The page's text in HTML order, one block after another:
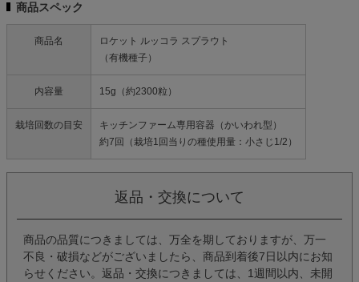
商品スペック
商品名
ロケット ルッコラ スプラウト
（有機種子）
内容量 15g（約2300粒）
栽培回数の目安
キッチンファーム専用容器（かいわれ型）
約7回（栽培1回当りの種使用量：小さじ1/2）
返品・交換について
商品の品質につきましては、万全を期しておりますが、万一
不良・破損などがございましたら、商品到着後7日以内にお知
らせください。返品・交換につきましては、1週間以内、未開